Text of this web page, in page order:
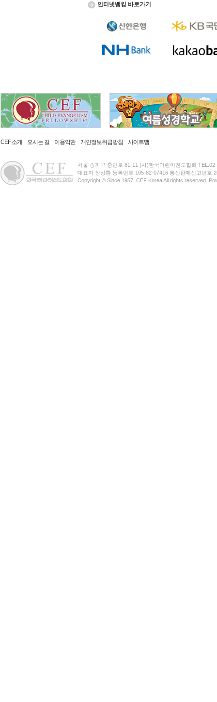
인터넷뱅킹 바로가기
CEF 소개 오시는 길 이용약관 개인정보취급방침 사이트맵
서울 송파구 충민로 81-11 (사)한국어린이전도협회
대표자 장상환 등록번호 105-82-07416 통신판매신고번호
Copyright © Since 1957, CEF Korea All rights reserved.